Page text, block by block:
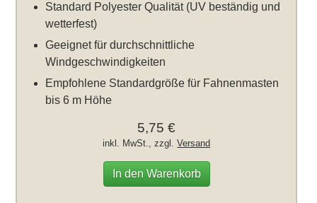
Standard Polyester Qualität (UV beständig und
wetterfest)
Geeignet für durchschnittliche
Windgeschwindigkeiten
Empfohlene Standardgröße für Fahnenmasten
bis 6 m Höhe
5,75 €
inkl. MwSt., zzgl.Versand
In den Warenkorb